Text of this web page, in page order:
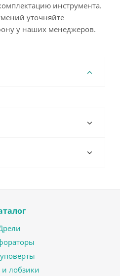
инструмента.
уточняйте
у наших менеджеров.
лобзики